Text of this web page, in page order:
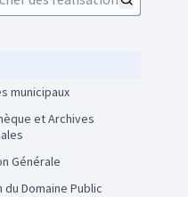
municipaux
Générale
du Domaine Public